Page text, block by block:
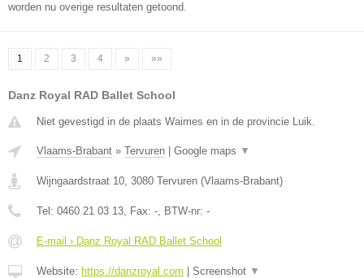
worden nu overige resultaten getoond.
1 2 3 4 » »»
Danz Royal RAD Ballet School
Niet gevestigd in de plaats Waimes en in de provincie Luik.
Vlaams-Brabant » Tervuren Google maps ▼
Wijngaardstraat 10, 3080 Tervuren (Vlaams-Brabant)
Tel: 0460 21 03 13, Fax: -, BTW-nr: -
E-mail › Danz Royal RAD Ballet School
Website: https://danzroyal.com Screenshot ▼